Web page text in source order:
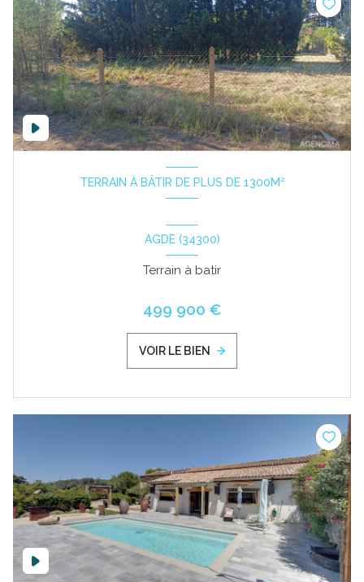
TERRAIN À BÂTIR DE PLUS DE 1300M²
AGDE (34300)
Terrain à batir
499 900 €
VOIR LE BIEN